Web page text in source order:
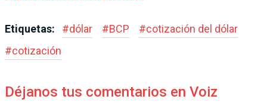
Etiquetas: #dólar #BCP #cotización del dólar
#cotización
Déjanos tus comentarios en Voiz